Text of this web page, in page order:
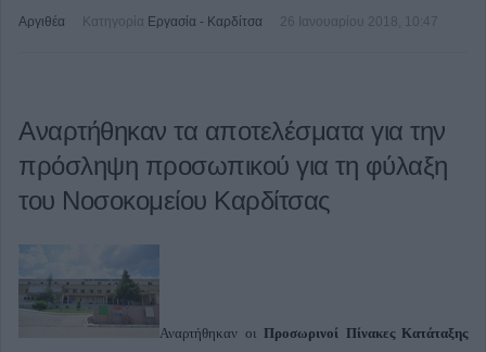
Αργιθέα Κατηγορία Εργασία - Καρδίτσα 26 Ιανουαρίου 2018, 10:47
Αναρτήθηκαν τα αποτελέσματα για την
πρόσληψη προσωπικού για τη φύλαξη
του Νοσοκομείου Καρδίτσας
Αναρτήθηκαν οι Προσωρινοί Πίνακες Κατάταξης